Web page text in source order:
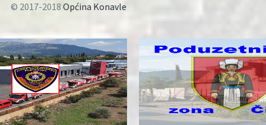
© 2017-2018 Općina Konavle